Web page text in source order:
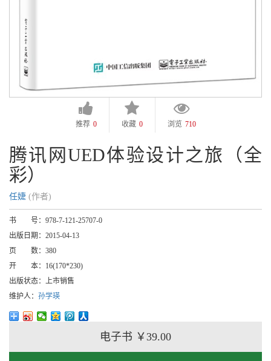
推荐 0 收藏 0 浏览 710
腾讯网UED体验设计之旅（全
彩）
任婕 (作者)
书 号： 978-7-121-25707-0
出版日期： 2015-04-13
页 数： 380
开 本： 16(170*230)
出版状态： 上市销售
维护人： 孙学瑛
电子书 ￥39.00